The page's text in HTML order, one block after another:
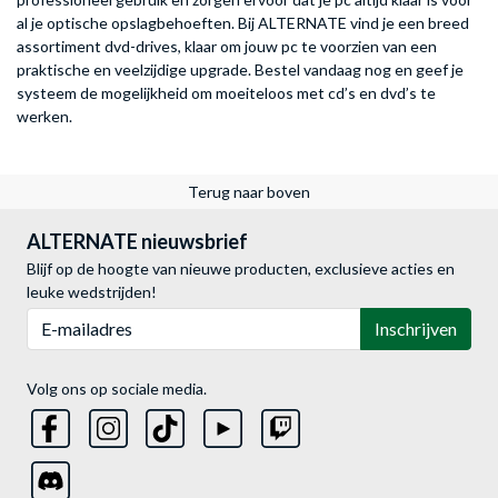
al je optische opslagbehoeften. Bij ALTERNATE vind je een breed
assortiment dvd-drives, klaar om jouw pc te voorzien van een
praktische en veelzijdige upgrade. Bestel vandaag nog en geef je
systeem de mogelijkheid om moeiteloos met cd’s en dvd’s te
werken.
Terug naar boven
ALTERNATE nieuwsbrief
Blijf op de hoogte van nieuwe producten, exclusieve acties en
leuke wedstrijden!
Inschrijven
Volg ons op sociale media.